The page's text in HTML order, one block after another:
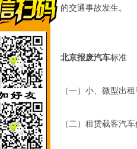
的交通事故发生。
北京报废汽车标准
（一）小、微型出
（二）租赁载客汽